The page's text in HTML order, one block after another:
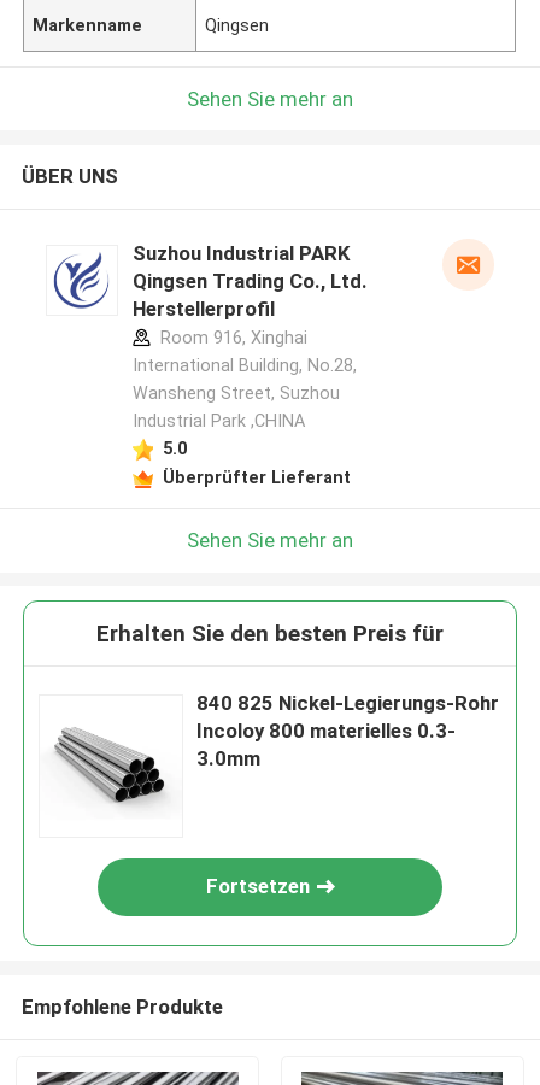
Markenname Qingsen
Sehen Sie mehr an
ÜBER UNS
Suzhou Industrial PARK
Qingsen Trading Co., Ltd.
Herstellerprofil
Room 916, Xinghai
International Building, No.28,
Wansheng Street, Suzhou
Industrial Park ,CHINA
5.0
Überprüfter Lieferant
Sehen Sie mehr an
Erhalten Sie den besten Preis für
840 825 Nickel-Legierungs-Rohr
Incoloy 800 materielles 0.3-
3.0mm
Fortsetzen
Empfohlene Produkte